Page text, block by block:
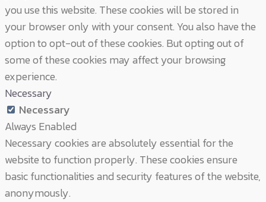
you use this website. These cookies will be stored in
your browser only with your consent. You also have the
option to opt-out of these cookies. But opting out of
some of these cookies may affect your browsing
experience.
Necessary
Necessary
Always Enabled
Necessary cookies are absolutely essential for the
website to function properly. These cookies ensure
basic functionalities and security features of the website,
anonymously.